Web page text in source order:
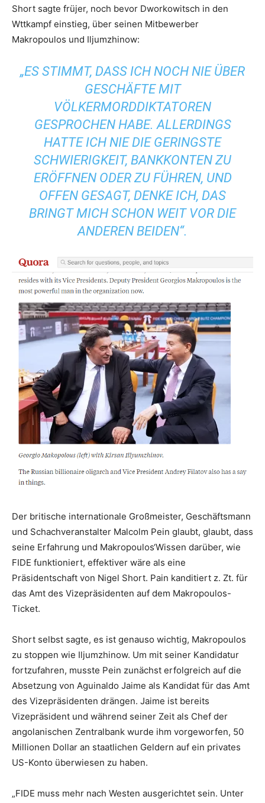
Short sagte früjer, noch bevor Dworkowitsch in den
Wttkampf einstieg, über seinen Mitbewerber
Makropoulos und Iljumzhinow:
„ES STIMMT, DASS ICH NOCH NIE ÜBER
GESCHÄFTE MIT
VÖLKERMORDDIKTATOREN
GESPROCHEN HABE. ALLERDINGS
HATTE ICH NIE DIE GERINGSTE
SCHWIERIGKEIT, BANKKONTEN ZU
ERÖFFNEN ODER ZU FÜHREN, UND
OFFEN GESAGT, DENKE ICH, DAS
BRINGT MICH SCHON WEIT VOR DIE
ANDEREN BEIDEN“.
Der britische internationale Großmeister, Geschäftsmann
und Schachveranstalter Malcolm Pein glaubt, glaubt, dass
seine Erfahrung und Makropoulos‘Wissen darüber, wie
FIDE funktioniert, effektiver wäre als eine
Präsidentschaft von Nigel Short. Pain kanditiert z. Zt. für
das Amt des Vizepräsidenten auf dem Makropoulos-
Ticket.
Short selbst sagte, es ist genauso wichtig, Makropoulos
zu stoppen wie Iljumzhinow. Um mit seiner Kandidatur
fortzufahren, musste Pein zunächst erfolgreich auf die
Absetzung von Aguinaldo Jaime als Kandidat für das Amt
des Vizepräsidenten drängen. Jaime ist bereits
Vizepräsident und während seiner Zeit als Chef der
angolanischen Zentralbank wurde ihm vorgeworfen, 50
Millionen Dollar an staatlichen Geldern auf ein privates
US-Konto überwiesen zu haben.
„FIDE muss mehr nach Westen ausgerichtet sein. Unter